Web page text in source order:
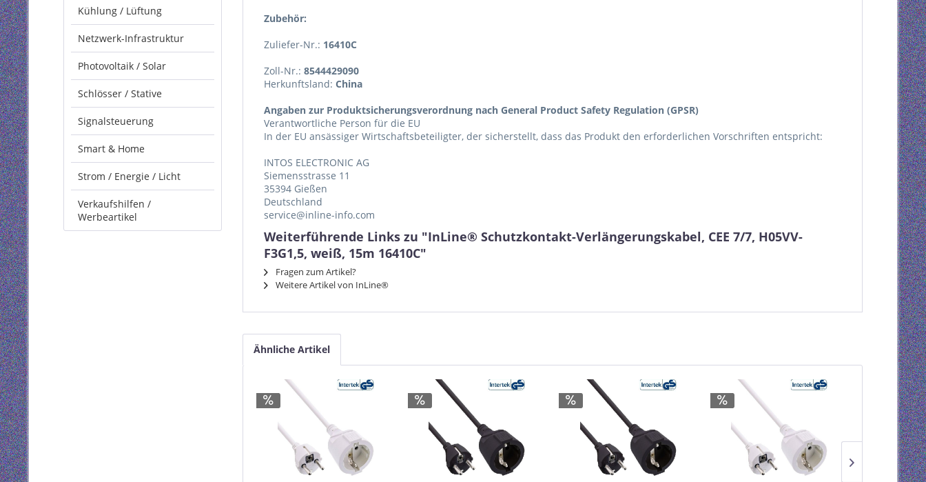
Kühlung / Lüftung
Netzwerk-Infrastruktur
Photovoltaik / Solar
Schlösser / Stative
Signalsteuerung
Smart & Home
Strom / Energie / Licht
Verkaufshilfen /
Werbeartikel
Zubehör:
Zuliefer-Nr.: 16410C
Zoll-Nr.: 8544429090
Herkunftsland: China
Angaben zur Produktsicherungsverordnung nach General Product Safety Regulation (GPSR)
Verantwortliche Person für die EU
In der EU ansässiger Wirtschaftsbeteiligter, der sicherstellt, dass das Produkt den erforderlichen Vorschriften entspricht:
INTOS ELECTRONIC AG
Siemensstrasse 11
35394 Gießen
Deutschland
service@inline-info.com
Weiterführende Links zu "InLine® Schutzkontakt-Verlängerungskabel, CEE 7/7, H05VV-
F3G1,5, weiß, 15m 16410C"
Fragen zum Artikel?
Weitere Artikel von InLine®
Ähnliche Artikel